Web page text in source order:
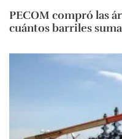
PECOM compró las
cuántos barriles suma